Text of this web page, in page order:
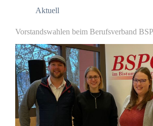
Aktuell
Vorstandswahlen beim Berufsverband